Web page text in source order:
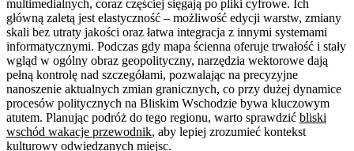
multimedialnych, coraz częściej sięgają po pliki cyfrowe. Ich
główną zaletą jest elastyczność – możliwość edycji warstw, zmiany
skali bez utraty jakości oraz łatwa integracja z innymi systemami
informatycznymi. Podczas gdy mapa ścienna oferuje trwałość i stały
wgląd w ogólny obraz geopolityczny, narzędzia wektorowe dają
pełną kontrolę nad szczegółami, pozwalając na precyzyjne
nanoszenie aktualnych zmian granicznych, co przy dużej dynamice
procesów politycznych na Bliskim Wschodzie bywa kluczowym
atutem. Planując podróż do tego regionu, warto sprawdzić bliski
wschód wakacje przewodnik, aby lepiej zrozumieć kontekst
kulturowy odwiedzanych miejsc.